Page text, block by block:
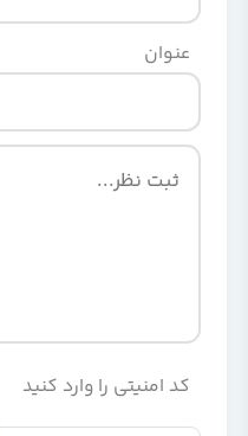
عنوان
کد امنیتی را وارد کنید